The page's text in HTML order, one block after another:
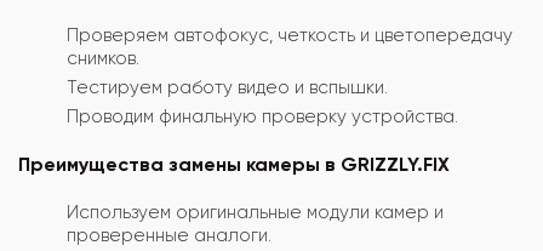
Проверяем автофокус, четкость и цветопередачу
снимков.
Тестируем работу видео и вспышки.
Проводим финальную проверку устройства.
Преимущества замены камеры в GRIZZLY.FIX
Используем оригинальные модули камер и
проверенные аналоги.